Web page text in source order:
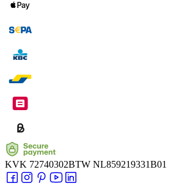
KVK 72740302BTW NL859219331B01